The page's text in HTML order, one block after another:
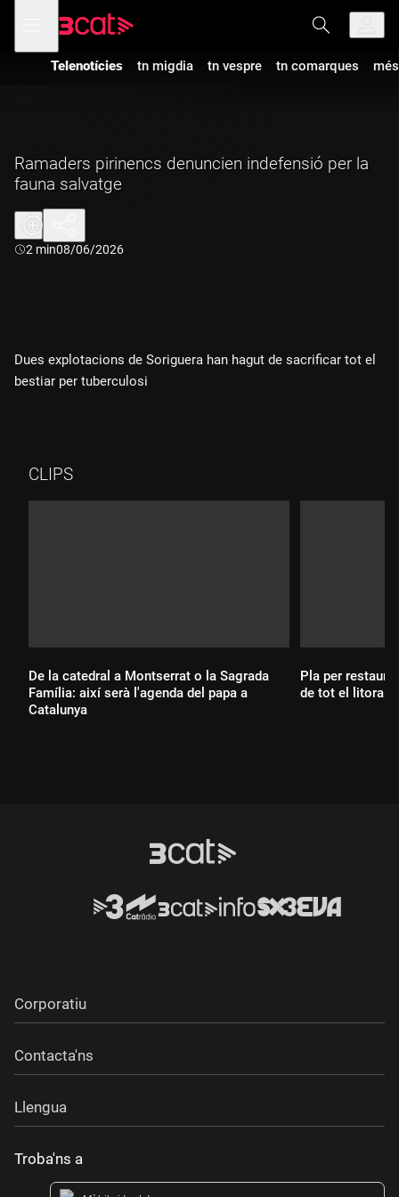
navegació
menú
de
Telenotícies tn migdia tn vespre tn comarques
Ramaders pirinencs denuncien indefensió per la
fauna salvatge
Durada:
2 min08/06/2026
Dues explotacions de Soriguera han hagut de sacrificar tot el
bestiar per tuberculosi
CLIPS
De la catedral a Montserrat o la Sagrada
Família: així serà l'agenda del papa a
Catalunya
Pla per
de tot el litoral
Corporatiu
Contacta'ns
Llengua
Troba'ns a